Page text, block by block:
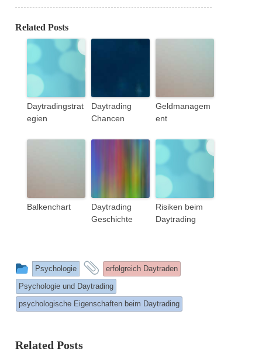
Related Posts
Daytradingstrat
egien
Daytrading
Chancen
Geldmanagem
ent
Balkenchart
Daytrading
Geschichte
Risiken beim
Daytrading
This
entry
was
posted
Psychologie
and
tagged
erfolgreich Daytraden
Psychologie und Daytrading
psychologische Eigenschaften beim Daytrading
Related Posts